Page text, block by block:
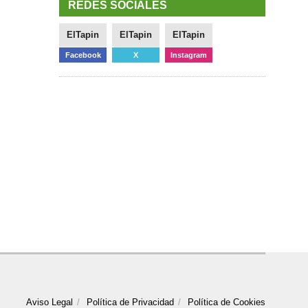
REDES SOCIALES
ElTapin
Facebook
ElTapin
X
ElTapin
Instagram
Aviso Legal Política de Privacidad Política de Cookies